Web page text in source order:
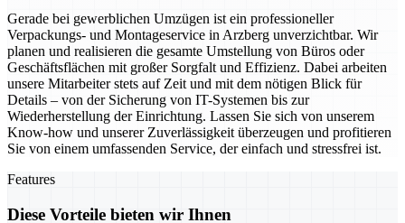
Gerade bei gewerblichen Umzügen ist ein professioneller
Verpackungs- und Montageservice in Arzberg unverzichtbar. Wir
planen und realisieren die gesamte Umstellung von Büros oder
Geschäftsflächen mit großer Sorgfalt und Effizienz. Dabei arbeiten
unsere Mitarbeiter stets auf Zeit und mit dem nötigen Blick für
Details – von der Sicherung von IT-Systemen bis zur
Wiederherstellung der Einrichtung. Lassen Sie sich von unserem
Know-how und unserer Zuverlässigkeit überzeugen und profitieren
Sie von einem umfassenden Service, der einfach und stressfrei ist.
Features
Diese Vorteile bieten wir Ihnen